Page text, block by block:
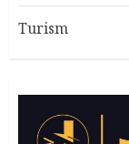
Turism